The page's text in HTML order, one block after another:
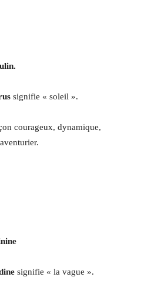
signifie « soleil ».
courageux, dynamique,
signifie « la vague ».